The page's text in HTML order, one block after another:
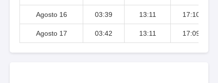
Agosto 16 03:39 13:11 17:10
Agosto 17 03:42 13:11 17:09